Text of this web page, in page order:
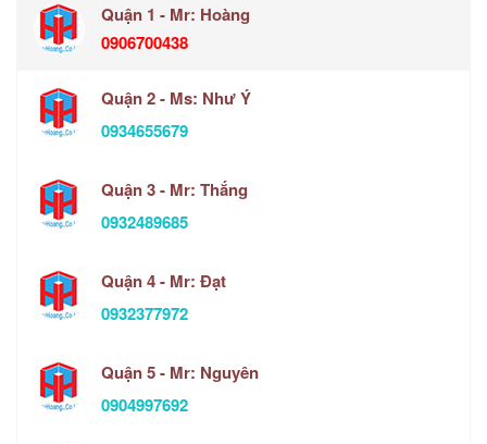
Quận 1 - Mr: Hoàng
0906700438
Quận 2 - Ms: Như Ý
0934655679
Quận 3 - Mr: Thắng
0932489685
Quận 4 - Mr: Đạt
0932377972
Quận 5 - Mr: Nguyên
0904997692